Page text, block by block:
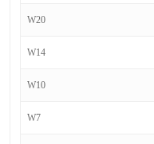
W20
W14
W10
W7